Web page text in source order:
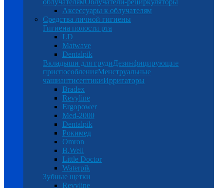
облучателямОблучатели-рециркуляторы
Аксессуары к облучателям
Средства личной гигиены
Гигиена полости рта
LD
Matwave
Dentalpik
Вкладыши для грудиДезинфицирующие
приспособленияМенструальные
чашиантисептикиИрригаторы
Bradex
Revyline
Ergopower
Med-2000
Dentalpik
Рокимед
Omron
B.Well
Little Doctor
Waterpik
Зубные щетки
Revyline